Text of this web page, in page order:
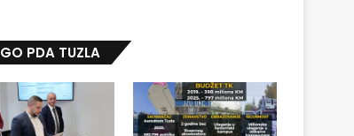
GO PDA TUZLA